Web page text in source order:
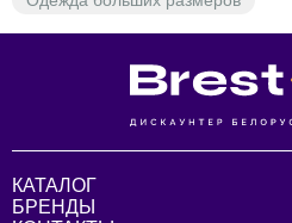
КАТАЛОГ
БРЕНДЫ